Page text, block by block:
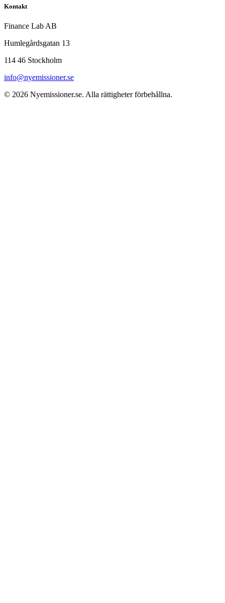
Kontakt
Finance Lab AB
Humlegårdsgatan 13
114 46 Stockholm
info@nyemissioner.se
© 2026 Nyemissioner.se. Alla rättigheter förbehållna.